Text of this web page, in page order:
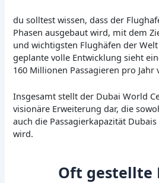
du solltest wissen, dass der
Phasen ausgebaut wird, mit dem
und wichtigsten Flughäfen der
geplante volle Entwicklung sieht
160 Millionen Passagieren pro Jahr
Insgesamt stellt der Dubai World
visionäre Erweiterung dar, die
auch die Passagierkapazität
wird.
Oft gestellte